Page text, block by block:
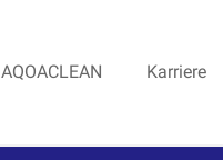
AQOACLEAN Karriere